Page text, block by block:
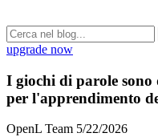
upgrade now
I giochi di parole
per l'apprendimento
OpenL Team 5/22/2026